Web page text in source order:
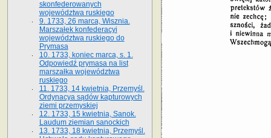
skonfederowanych
województwa ruskiego
9. 1733, 26 marca, Wisznia.
Marszałek konfederacyi
województwa ruskiego do
Prymasa
10. 1733, koniec marca, s. 1.
Odpowiedź prymasa na list
marszałka województwa
ruskiego
11. 1733, 14 kwietnia, Przemyśl.
Ordynacya sądów kapturowych
ziemi przemyskiej
12. 1733, 15 kwietnia, Sanok.
Laudum ziemian sanockich
13. 1733, 18 kwietnia, Przemyśl.